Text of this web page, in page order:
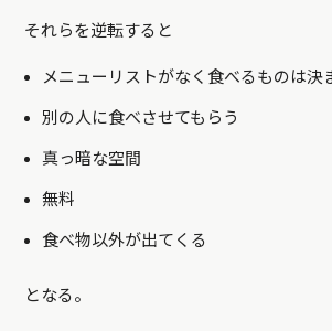
それらを逆転すると
メニューリストがなく食べるものは決
別の人に食べさせてもらう
真っ暗な空間
無料
食べ物以外が出てくる
となる。